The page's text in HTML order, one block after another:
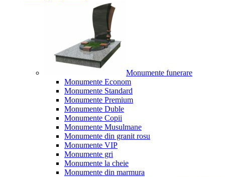
Monumente funerare
Monumente Econom
Monumente Standard
Monumente Premium
Monumente Duble
Monumente Copii
Monumente Musulmane
Monumente din granit rosu
Monumente VIP
Monumente gri
Monumente la cheie
Monumente din marmura